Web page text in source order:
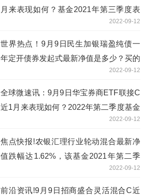
月来表现如何？基金2021年第三季度表
2022-09-12
世界热点！9月9日民生加银瑞盈纯债一
年定开债券发起式最新净值是多少？买的
2022-09-12
全球微速讯：9月9日华宝券商ETF联接C
近1月来表现如何？2022年第二季度基金
2022-09-12
焦点快报!农银汇理行业轮动混合最新净
值跌幅达1.62%，该基金2021年第二季
2022-09-12
前沿资讯!9月9日招商盛合灵活混合C近